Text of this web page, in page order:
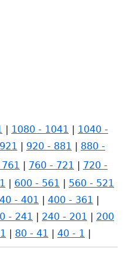
| 1080 - 1041 | 1040 -
| 920 - 881 | 880 -
| 760 - 721 | 720 -
| 600 - 561 | 560 - 521
- 401 | 400 - 361 |
- 241 | 240 - 201 | 200
| 80 - 41 | 40 - 1 |